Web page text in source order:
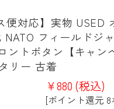
便対応】実物 USED
NATO フィールドジ
ントボタン【キャン
リー 古着
¥880 (税込)
[ポイント還元